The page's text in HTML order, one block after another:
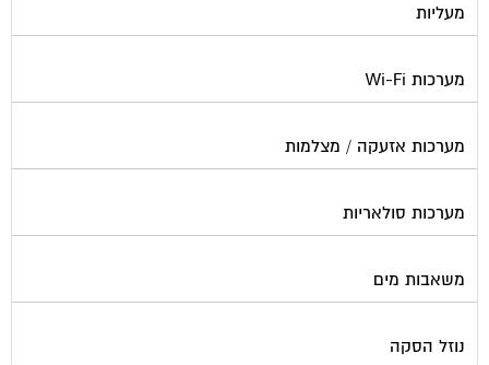
מעליות
מערכות Wi-Fi
מערכות אזעקה / מצלמות
מערכות סולאריות
משאבות מים
נוזל הסקה